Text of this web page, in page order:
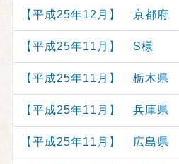
【平成25年12月】 京都府
【平成25年11月】 S様
【平成25年11月】 栃木県
【平成25年11月】 兵庫県
【平成25年11月】 広島県